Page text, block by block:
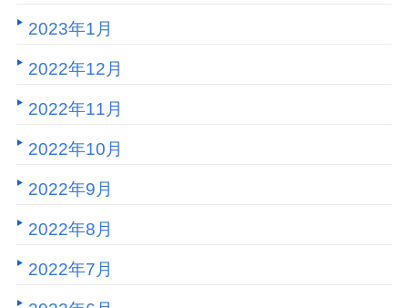
2023年1月
2022年12月
2022年11月
2022年10月
2022年9月
2022年8月
2022年7月